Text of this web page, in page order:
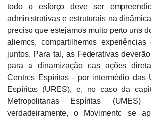
todo o esforço deve ser
administrativas e estruturais na
preciso que estejamos muito perto uns
aliemos, compartilhemos experiências
juntos. Para tal, as Federativas
para a dinamização das ações
Centros Espíritas - por intermédio das
Espíritas (URES), e, no caso da
Metropolitanas Espíritas
verdadeiramente, o Movimento se